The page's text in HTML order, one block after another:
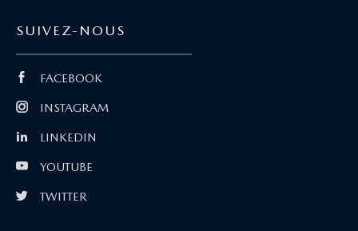
SUIVEZ-NOUS
FACEBOOK
INSTAGRAM
LINKEDIN
YOUTUBE
TWITTER